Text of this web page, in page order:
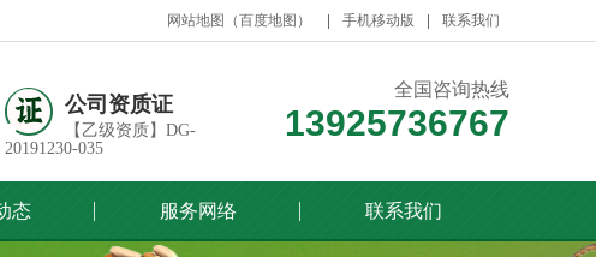
网站地图 （百度地图 ） 手机移动版 联系我们
公司资质证
【乙级资质】DG-
20191230-035
全国咨询热线
13925736767
态 服务网络 联系我们